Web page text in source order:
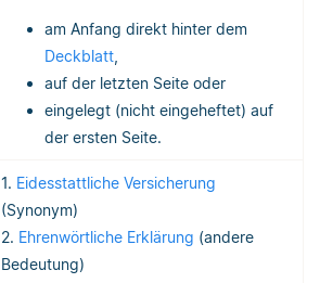
am Anfang direkt hinter dem
Deckblatt
auf der letzten Seite oder
eingelegt (nicht eingeheftet) auf
der ersten Seite.
1. Eidesstattliche Versicherung
(Synonym)
2. Ehrenwörtliche Erklärung (andere
Bedeutung)